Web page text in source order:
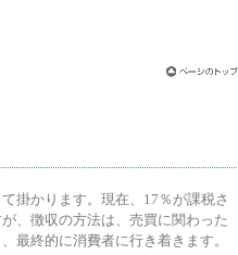
掛かります。現在、17％が課税さ
、徴収の方法は、売買に関わった
最終的に消費者に行き着きます。